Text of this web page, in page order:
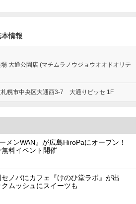
情報
大通公園店 (マチムラノウジョウオオドオリテ
札幌市中央区大通西3-7 大通りビッセ 1F
メンWAN』が広島HiroPaにオープン！
料イベント開催
ノバにカフェ『けのひ堂ラボ』が出
ムッシュにスイーツも